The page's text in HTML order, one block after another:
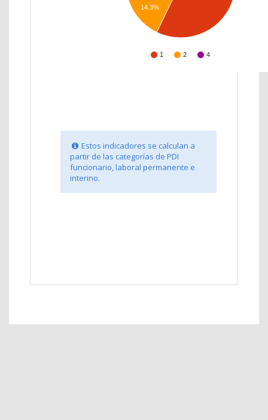
1 2 4
14.3%
Estos indicadores se calculan a
partir de las categorías de PDI
funcionario, laboral permanente e
interino.